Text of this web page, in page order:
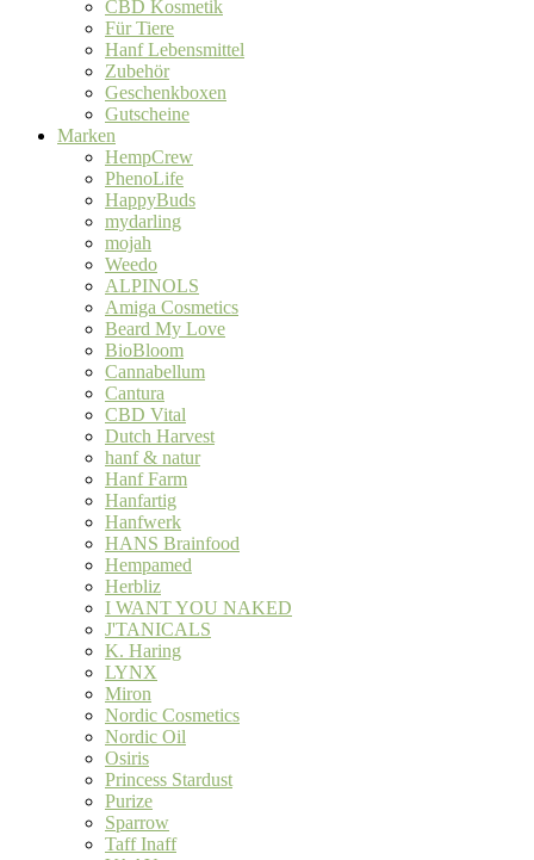
CBD Kosmetik
Für Tiere
Hanf Lebensmittel
Zubehör
Geschenkboxen
Gutscheine
Marken
HempCrew
PhenoLife
HappyBuds
mydarling
mojah
Weedo
ALPINOLS
Amiga Cosmetics
Beard My Love
BioBloom
Cannabellum
Cantura
CBD Vital
Dutch Harvest
hanf & natur
Hanf Farm
Hanfartig
Hanfwerk
HANS Brainfood
Hempamed
Herbliz
I WANT YOU NAKED
J'TANICALS
K. Haring
LYNX
Miron
Nordic Cosmetics
Nordic Oil
Osiris
Princess Stardust
Purize
Sparrow
Taff Inaff